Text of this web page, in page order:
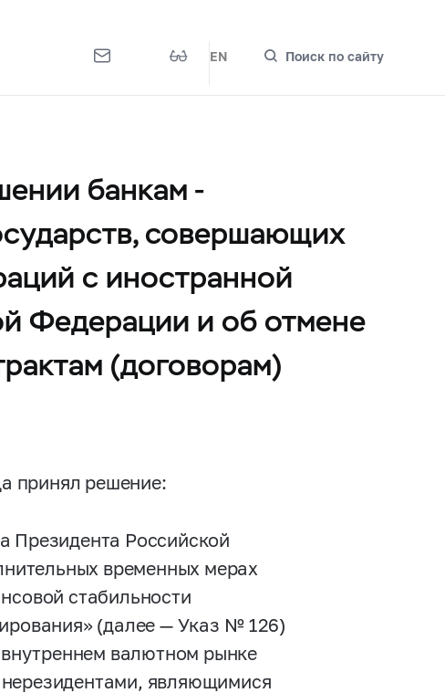
EN Поиск по сайту
банкам -
совершающих
с иностранной
Федерации и об отмене
(договорам)
принял решение:
Президента Российской
временных мерах
стабильности
(далее — Указ № 126)
валютном рынке
являющимися